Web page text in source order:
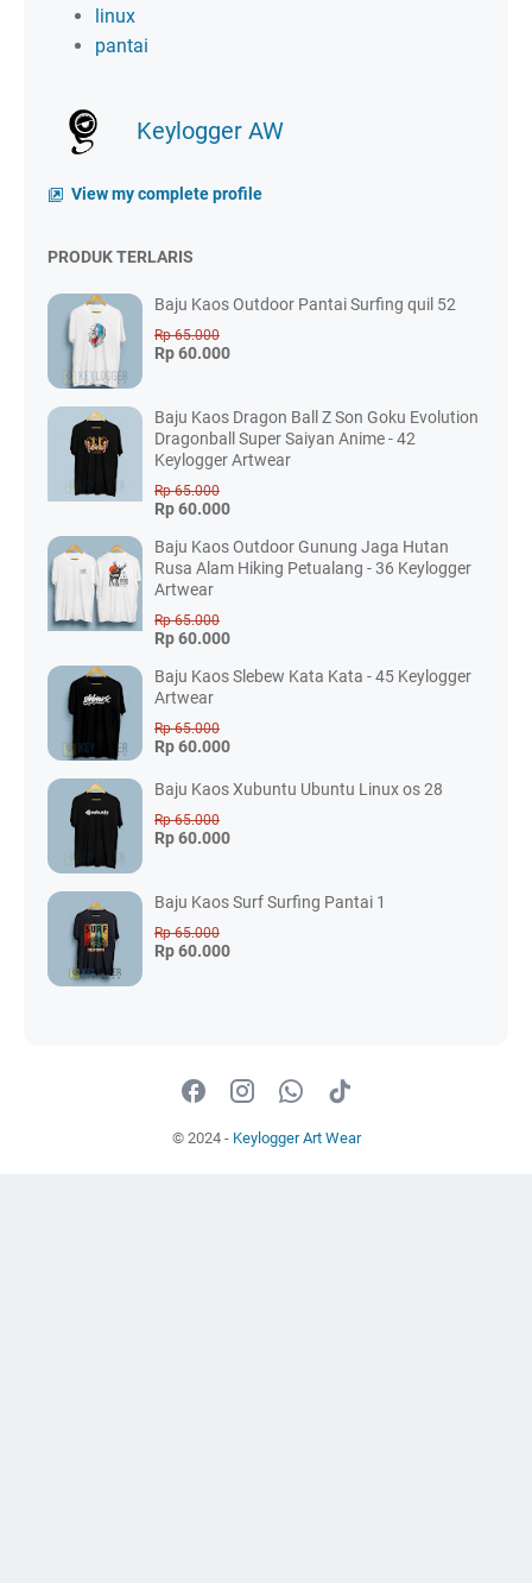
linux
pantai
Keylogger AW
View my complete profile
PRODUK TERLARIS
Baju Kaos Outdoor Pantai Surfing quil 52
Rp 65.000
Rp 60.000
Baju Kaos Dragon Ball Z Son Goku Evolution
Dragonball Super Saiyan Anime - 42
Keylogger Artwear
Rp 65.000
Rp 60.000
Baju Kaos Outdoor Gunung Jaga Hutan
Rusa Alam Hiking Petualang - 36 Keylogger
Artwear
Rp 65.000
Rp 60.000
Baju Kaos Slebew Kata Kata - 45 Keylogger
Artwear
Rp 65.000
Rp 60.000
Baju Kaos Xubuntu Ubuntu Linux os 28
Rp 65.000
Rp 60.000
Baju Kaos Surf Surfing Pantai 1
Rp 65.000
Rp 60.000
© 2024 - Keylogger Art Wear